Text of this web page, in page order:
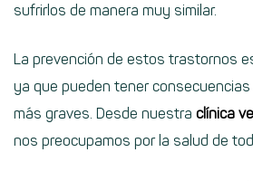
sufrirlos de manera muy similar.
La prevención de estos trastornos
ya que pueden tener consecuencias
más graves. Desde nuestra clínica
nos preocupamos por la salud de